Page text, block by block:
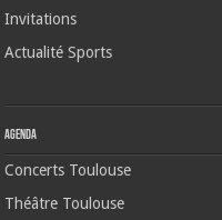
Invitations
Actualité Sports
Agenda
Concerts Toulouse
Théâtre Toulouse